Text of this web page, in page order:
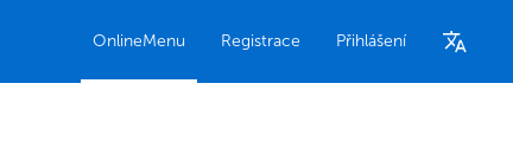
OnlineMenu Registrace Přihlášení